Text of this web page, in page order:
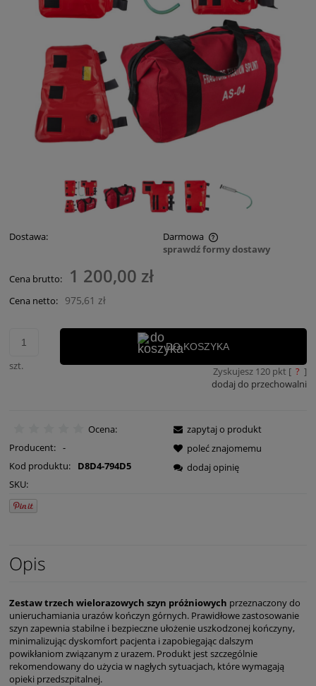
Dostawa:
Darmowa
Cena nie zawiera ewentualnych kosztów płatności
sprawdź formy dostawy
Cena brutto: 1 200,00 zł
Cena netto: 975,61 zł
szt.
DO KOSZYKA
Zyskujesz 120pkt [ ? ]
dodaj do przechowalni
Ocena:
Producent: -
Kod produktu:
D8D4-794D5
SKU:
zapytaj o produkt
poleć znajomemu
dodaj opinię
Opis
Zestaw trzech wielorazowych szyn próżniowych przeznaczony do
unieruchamiania urazów kończyn górnych. Prawidłowe zastosowanie
szyn zapewnia stabilne i bezpieczne ułożenie uszkodzonej kończyny,
minimalizując dyskomfort pacjenta i zapobiegając dalszym
powikłaniom związanym z urazem. Produkt jest szczególnie
rekomendowany do użycia w nagłych sytuacjach, które wymagają
opieki przedszpitalnej.